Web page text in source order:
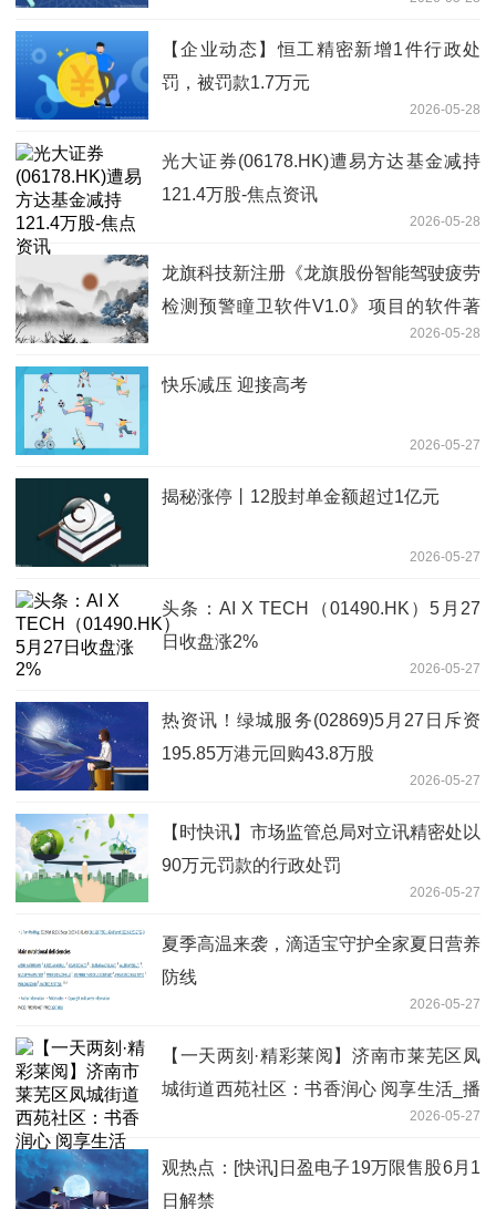
【企业动态】恒工精密新增1件行政处
罚，被罚款1.7万元
2026-05-28
光大证券(06178.HK)遭易方达基金减持
121.4万股-焦点资讯
2026-05-28
龙旗科技新注册《龙旗股份智能驾驶疲劳
检测预警瞳卫软件V1.0》项目的软件著
2026-05-28
快乐减压 迎接高考
2026-05-27
揭秘涨停丨12股封单金额超过1亿元
2026-05-27
头条：AI X TECH（01490.HK）5月27
日收盘涨2%
2026-05-27
热资讯！绿城服务(02869)5月27日斥资
195.85万港元回购43.8万股
2026-05-27
【时快讯】市场监管总局对立讯精密处以
90万元罚款的行政处罚
2026-05-27
夏季高温来袭，滴适宝守护全家夏日营养
防线
2026-05-27
【一天两刻·精彩莱阅】济南市莱芜区凤
城街道西苑社区：书香润心 阅享生活_播
2026-05-27
观热点：[快讯]日盈电子19万限售股6月1
日解禁